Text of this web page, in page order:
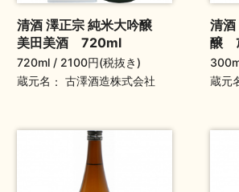
清酒 澤正宗 純米大吟醸
美田美酒 720ml
720ml
2100円(税抜き)
蔵元名
古澤酒造株式会社
清
醸
蔵元